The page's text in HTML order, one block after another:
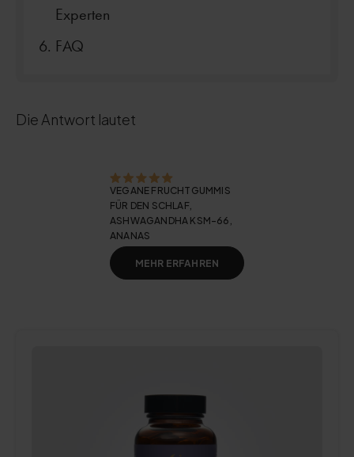
Experten
FAQ
Die Antwort lautet
VEGANE FRUCHTGUMMIS
FÜR DEN SCHLAF,
ASHWAGANDHA KSM-66,
ANANAS
MEHR ERFAHREN